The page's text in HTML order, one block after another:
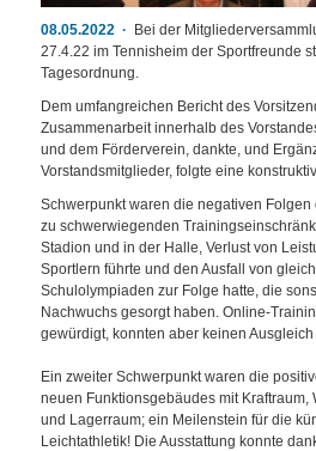
08.05.2022
Bei der
27.4.22 im Tennisheim der Sportfreunde
Tagesordnung.
Dem umfangreichen Bericht des
Zusammenarbeit innerhalb des
und dem Förderverein, dankte, und
Vorstandsmitglieder, folgte eine
Schwerpunkt waren die negativen
zu schwerwiegenden
Stadion und in der Halle, Verlust von
Sportlern führte und den Ausfall von
Schulolympiaden zur Folge hatte, die
Nachwuchs gesorgt haben. Online-
gewürdigt, konnten aber keinen
Ein zweiter Schwerpunkt waren die
neuen Funktionsgebäudes mit Kraftraum,
und Lagerraum; ein Meilenstein für die
Leichtathletik! Die Ausstattung konnte